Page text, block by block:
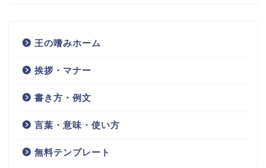
王の嗜みホーム
挨拶・マナー
書き方・例文
言葉・意味・使い方
無料テンプレート